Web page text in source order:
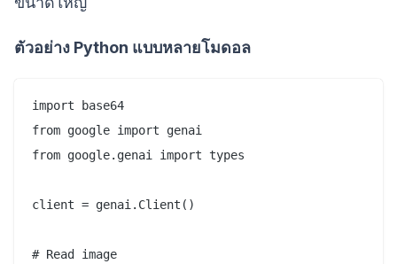
ตัวอย่าง Python แบบหลายโมดอล
import base64
from google import genai
from google.genai import types
client = genai.Client()
# Read image